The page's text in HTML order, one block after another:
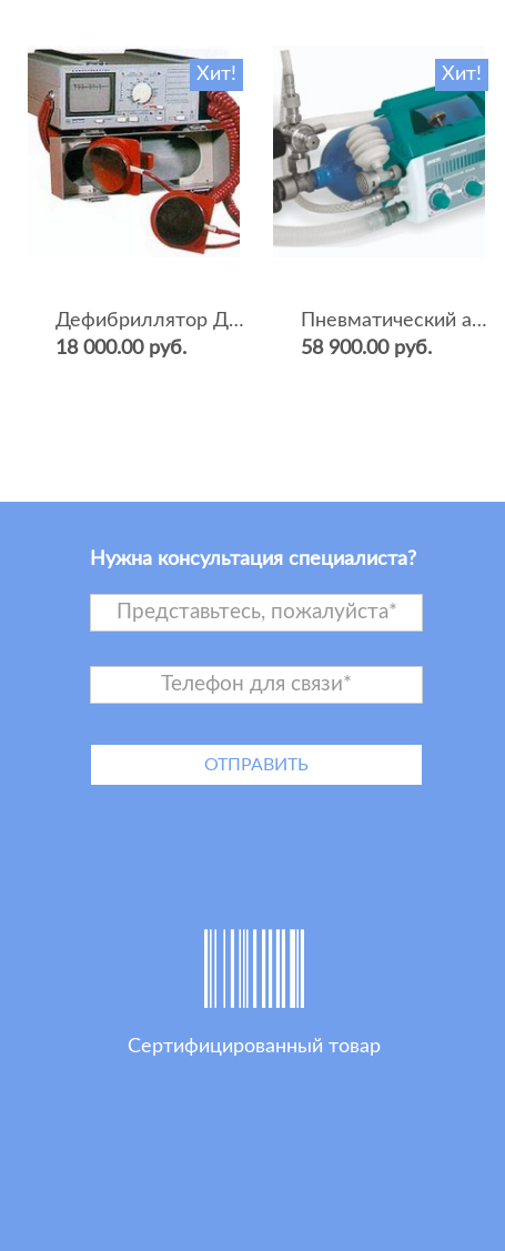
Хит!
Дефибриллятор ДКИ-Н-04
18 000.00 руб.
Хит!
Пневматический аппарат ИВЛ и оксигенотерапии портативный АИВЛп-2/20-«ТМТ»
58 900.00 руб.
Нужна консультация специалиста?
Сертифицированный товар